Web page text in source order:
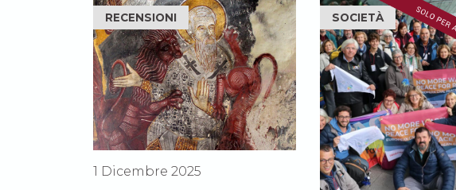
RECENSIONI
1 Dicembre 2025
SOCIETÀ